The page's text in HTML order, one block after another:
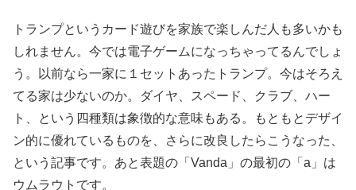
トランプというカード遊びを家族で楽しんだ人も多いかも
しれません。今では電子ゲームになっちゃってるんでしょ
う。以前なら一家に１セットあったトランプ。今はそろえ
てる家は少ないのか。ダイヤ、スペード、クラブ、ハー
ト、という四種類は象徴的な意味もある。もともとデザイ
ン的に優れているものを、さらに改良したらこうなった、
という記事です。あと表題の「Vanda」の最初の「a」は
ウムラウトです。